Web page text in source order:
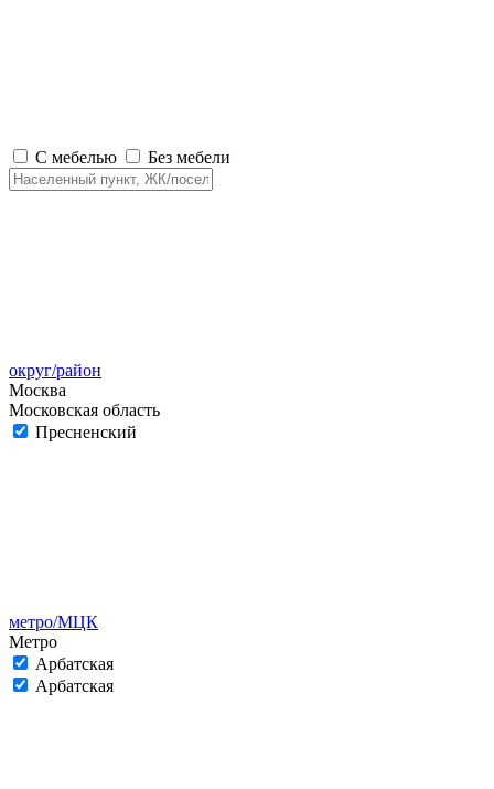
С мебелью Без мебели
округ/район
Москва
Московская область
Пресненский
метро/МЦК
Метро
Арбатская
Арбатская